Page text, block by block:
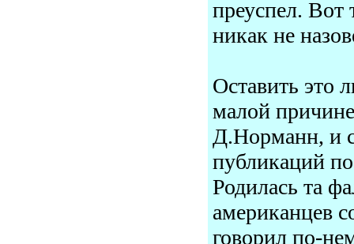
преуспел. Вот
никак не
Оставить это
малой
Д.Норманн, и
публикаций
Родилась та
американцев
говорил по-